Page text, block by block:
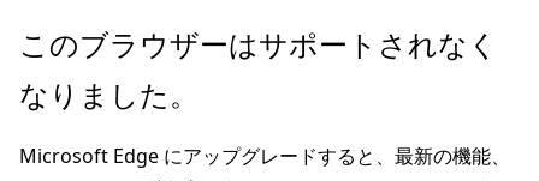
メ
ン
ン
ペ
ジ
ナ
このブラウザーはサポートされなく
なりました。
Microsoft Edge にアップグレードすると、最新の機能、